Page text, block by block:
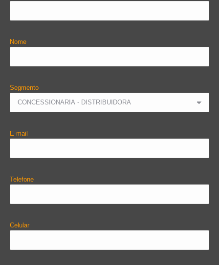
Nome
Segmento
E-mail
Telefone
Celular